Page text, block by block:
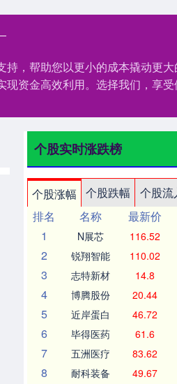
，帮助您以更小的成本撬动更
资金高效利用。选择我们，享
个股实时涨跌榜
个股涨幅 个股跌幅 个股流
排名
名称 最新价
1
N展芯 116.52
2 锐翔智能 110.02
3 志特新材 14.8
4 博腾股份 20.44
5 近岸蛋白 46.72
6 毕得医药 61.6
7 五洲医疗 83.62
8 耐科装备 49.67